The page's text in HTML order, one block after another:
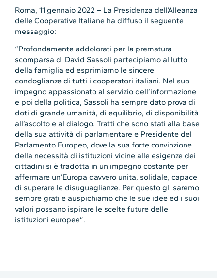
Roma, 11 gennaio 2022 – La Presidenza dell’Alleanza
delle Cooperative Italiane ha diffuso il seguente
messaggio:
“Profondamente addolorati per la prematura
scomparsa di David Sassoli partecipiamo al lutto
della famiglia ed esprimiamo le sincere
condoglianze di tutti i cooperatori italiani. Nel suo
impegno appassionato al servizio dell’informazione
e poi della politica, Sassoli ha sempre dato prova di
doti di grande umanità, di equilibrio, di disponibilità
all’ascolto e al dialogo. Tratti che sono stati alla base
della sua attività di parlamentare e Presidente del
Parlamento Europeo, dove la sua forte convinzione
della necessità di istituzioni vicine alle esigenze dei
cittadini si è tradotta in un impegno costante per
affermare un’Europa davvero unita, solidale, capace
di superare le disuguaglianze. Per questo gli saremo
sempre grati e auspichiamo che le sue idee ed i suoi
valori possano ispirare le scelte future delle
istituzioni europee”.